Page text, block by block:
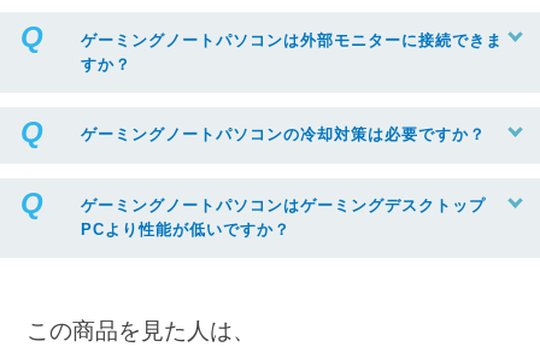
ゲーミングノートパソコンは外部モニターに接続できま
すか？
ゲーミングノートパソコンの冷却対策は必要ですか？
ゲーミングノートパソコンはゲーミングデスクトップ
PCより性能が低いですか？
この商品を見た人は、